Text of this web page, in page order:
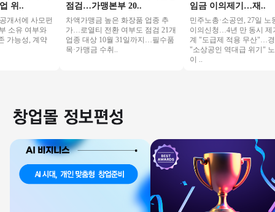
..
에 사모펀
여부와
성, 계약
점검…가맹본부 20..
차액가맹금 높은 화장품 업종 추
가…로열티 전환 여부도 점검 21개
업종 대상 10월 31일까지…필수품
목·가맹금 수취..
임금 이의제기…재..
민주노총·소공연, 27일 노동부
이의신청…4년 만 동시 제기
계 "도급제 적용 무산"…경영계
"소상공인 역대급 위기" 노동